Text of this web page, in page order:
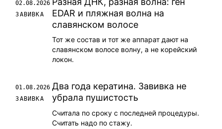
02.08.2026
ЗАВИВКА
EDAR и пляжная волна на
славянском волосе
Тот же состав и тот же аппарат дают на
славянском волосе волну, а не корейский
локон.
01.08.2026
ЗАВИВКА
Два года кератина. Завивка не
убрала пушистость
Считала по сроку с последней процедуры.
Считать надо по стажу.